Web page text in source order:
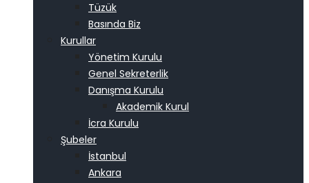
Tüzük
Basında Biz
Kurullar
Yönetim Kurulu
Genel Sekreterlik
Danışma Kurulu
Akademik Kurul
İcra Kurulu
Şubeler
İstanbul
Ankara